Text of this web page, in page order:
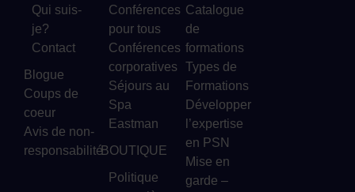
Qui suis-
je?
Contact
Blogue
Coups de
coeur
Avis de non-
responsabilité
Conférences
pour tous
Conférences
corporatives
Séjours au
Spa
Eastman
BOUTIQUE
Politique
Catalogue
de
formations
Types de
Formations
Développer
l’expertise
en PSN
Mise en
garde –